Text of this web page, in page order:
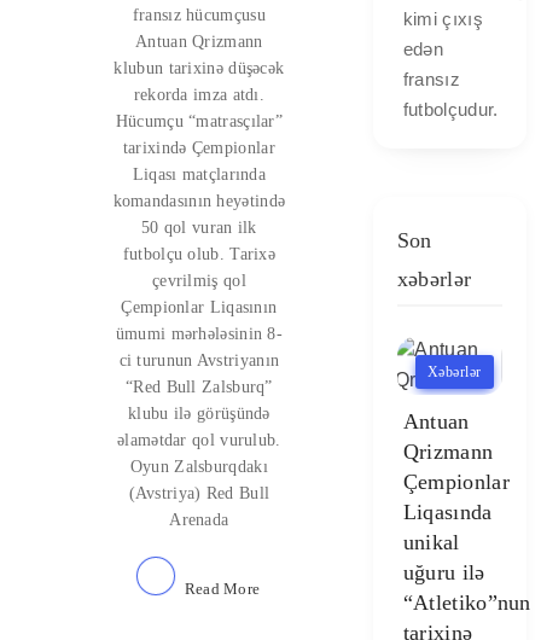
fransız hücumçusu
Antuan Qrizmann
klubun tarixinə düşəcək
rekorda imza atdı.
Hücumçu “matrasçılar”
tarixində Çempionlar
Liqası matçlarında
komandasının heyətində
50 qol vuran ilk
futbolçu olub. Tarixə
çevrilmiş qol
Çempionlar Liqasının
ümumi mərhələsinin 8-
ci turunun Avstriyanın
“Red Bull Zalsburq”
klubu ilə görüşündə
əlamətdar qol vurulub.
Oyun Zalsburqdakı
(Avstriya) Red Bull
Arenada
Read More
kimi çıxış
edən
fransız
futbolçudur.
Son
xəbərlər
Xəbərlər
Antuan
Qrizmann
Çempionlar
Liqasında
unikal
uğuru ilə
“Atletiko”nun
tarixinə